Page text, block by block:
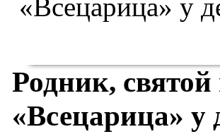
Родник,
«Всецарица»